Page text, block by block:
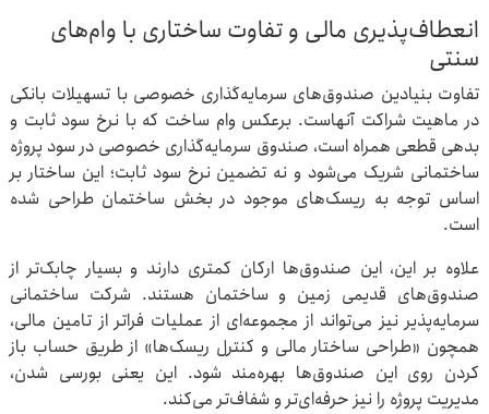
انعطاف‌پذیری مالی و تفاوت ساختاری با وام‌های
سنتی
تفاوت بنیادین صندوق‌های سرمایه‌گذاری خصوصی با تسهیلات بانکی
در ماهیت شراکت آنهاست. برعکس وام ساخت که با نرخ سود ثابت و
بدهی قطعی همراه است، صندوق سرمایه‌گذاری خصوصی در سود پروژه
ساختمانی شریک می‌شود و نه تضمین نرخ سود ثابت؛ این ساختار بر
اساس توجه به ریسک‌های موجود در بخش ساختمان طراحی شده
است.
علاوه بر این، این صندوق‌ها ارکان کمتری دارند و بسیار چابک‌تر از
صندوق‌های قدیمی زمین و ساختمان هستند. شرکت ساختمانی
سرمایه‌پذیر نیز می‌تواند از مجموعه‌ای از عملیات فراتر از تامین مالی،
همچون «طراحی ساختار مالی و کنترل ریسک‌ها» از طریق حساب باز
کردن روی این صندوق‌ها بهره‌مند شود. این یعنی بورسی شدن،
مدیریت پروژه را نیز حرفه‌ای‌تر و شفاف‌تر می‌کند.